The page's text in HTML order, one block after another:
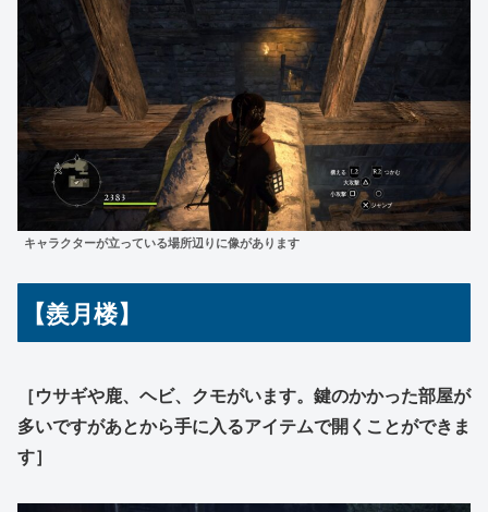
キャラクターが立っている場所辺りに像があります
【羨月楼】
［ウサギや鹿、ヘビ、クモがいます。鍵のかかった部屋が
多いですがあとから手に入るアイテムで開くことができま
す］